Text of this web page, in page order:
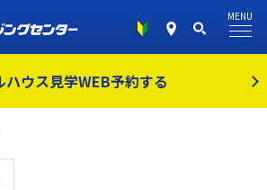
ハウス見学WEB予約する
MENU